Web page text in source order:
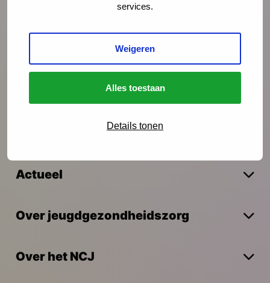
services.
Weigeren
Alles toestaan
Details tonen
Actueel
Over jeugdgezondheidszorg
Over het NCJ